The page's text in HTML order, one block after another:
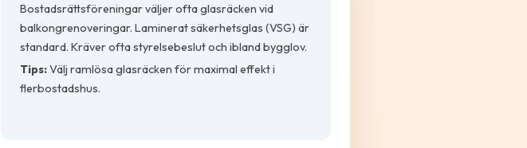
Bostadsrättsföreningar väljer ofta glasräcken vid
balkongrenoveringar. Laminerat säkerhetsglas (VSG) är
standard. Kräver ofta styrelsebeslut och ibland bygglov.
Tips:Välj ramlösa glasräcken för maximal effekt i
flerbostadshus.